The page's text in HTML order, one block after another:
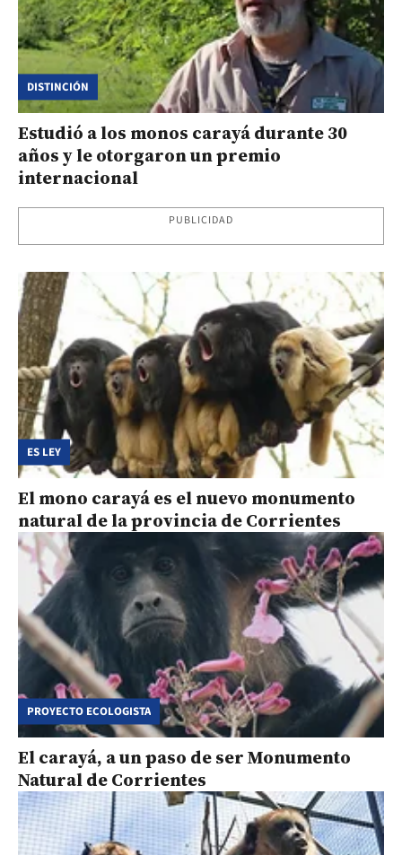
DISTINCIÓN
Estudió a los monos carayá durante 30
años y le otorgaron un premio
internacional
PUBLICIDAD
ES LEY
El mono carayá es el nuevo monumento
natural de la provincia de Corrientes
PROYECTO ECOLOGISTA
El carayá, a un paso de ser Monumento
Natural de Corrientes